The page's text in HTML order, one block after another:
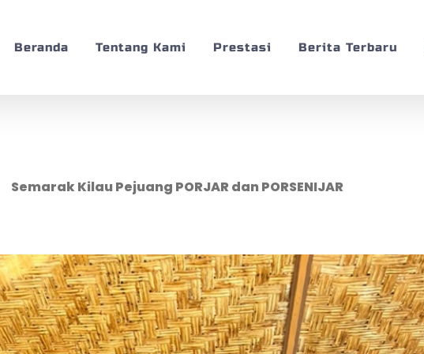
Beranda Tentang Kami Prestasi Berita Terbaru
Semarak Kilau Pejuang PORJAR dan PORSENIJAR